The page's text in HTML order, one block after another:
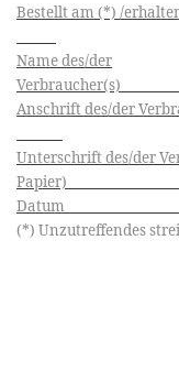
Bestellt
Name des/der
Anschrift
Unterschrift des/der
(*) Unzutreffendes